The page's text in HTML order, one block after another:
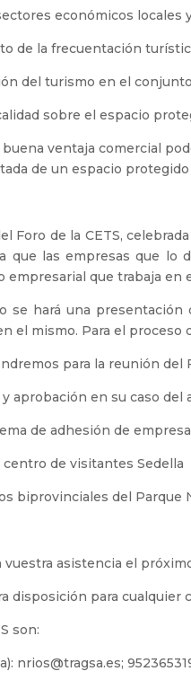
económicos locales
de la frecuentación
del turismo en el
sobre el espacio
buena ventaja comercial
de un espacio
Foro de la CETS,
que las empresas que
empresarial que trabaja en
se hará una presentación
el mismo. Para el proceso
para la reunión del
aprobación en su caso del
de adhesión de
de visitantes Sedella
biprovinciales del Parque
asistencia el
disposición para cualquier
son:
nrios@tragsa.es;